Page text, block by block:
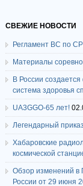
СВЕЖИЕ НОВОСТИ
Регламент ВС по
Материалы
В России
система здоровья
UA3GGO-65 лет!
Легендарный
Хабаровские
космической
Обзор изменений
России от 29 июня